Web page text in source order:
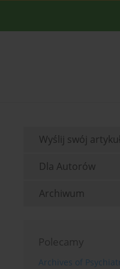
Wyślij swój artykuł
Dla Autorów
Archiwum
Polecamy
Archives of